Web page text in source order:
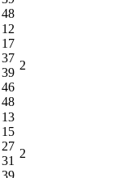
48
12
17
37
39
46
48
2
13
15
27
31
39
2